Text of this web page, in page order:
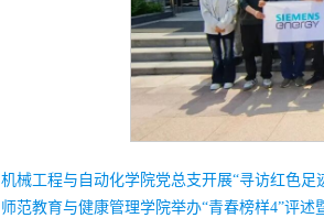
机械工程与自动化学院党总支开展“寻访红色足
师范教育与健康管理学院举办“青春榜样4”评